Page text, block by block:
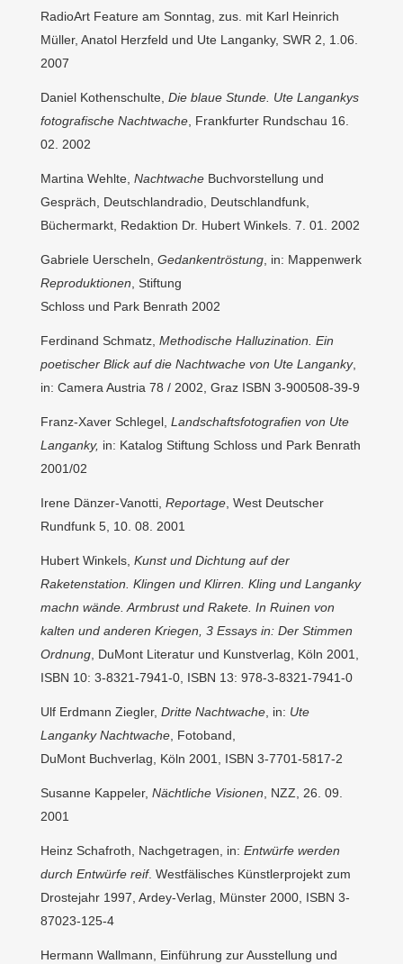
RadioArt Feature am Sonntag, zus. mit Karl Heinrich
Müller, Anatol Herzfeld und Ute Langanky, SWR 2, 1.06.
2007
Daniel Kothenschulte, Die blaue Stunde. Ute Langankys
fotografische Nachtwache, Frankfurter Rundschau 16.
02. 2002
Martina Wehlte, NachtwacheBuchvorstellung und
Gespräch, Deutschlandradio, Deutschlandfunk,
Büchermarkt, Redaktion Dr. Hubert Winkels. 7. 01. 2002
Gabriele Uerscheln, Gedankentröstung, in: Mappenwerk
Reproduktionen , Stiftung
Schloss und Park Benrath 2002
Ferdinand Schmatz, Methodische Halluzination. Ein
poetischer Blick auf die Nachtwache von Ute Langanky,
in: Camera Austria 78 / 2002, Graz ISBN 3-900508-39-9
Franz-Xaver Schlegel, Landschaftsfotografien von Ute
Langanky, in: Katalog Stiftung Schloss und Park Benrath
2001/02
Irene Dänzer-Vanotti, Reportage, West Deutscher
Rundfunk 5, 10. 08. 2001
Hubert Winkels, Kunst und Dichtung auf der
Raketenstation. Klingen und Klirren. Kling und Langanky
machn wände. Armbrust und Rakete. In Ruinen von
kalten und anderen Kriegen, 3 Essays in: Der Stimmen
Ordnung, DuMont Literatur und Kunstverlag, Köln 2001,
ISBN 10: 3-8321-7941-0, ISBN 13: 978-3-8321-7941-0
Ulf Erdmann Ziegler, Dritte Nachtwache, in: Ute
Langanky Nachtwache, Fotoband,
DuMont Buchverlag, Köln 2001, ISBN 3-7701-5817-2
Susanne Kappeler, Nächtliche Visionen , NZZ, 26. 09.
2001
Heinz Schafroth, Nachgetragen, in: Entwürfe werden
durch Entwürfe reif. Westfälisches Künstlerprojekt zum
Drostejahr 1997, Ardey-Verlag, Münster 2000, ISBN 3-
87023-125-4
Hermann Wallmann, Einführung zur Ausstellung und